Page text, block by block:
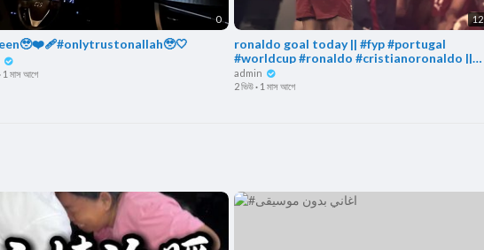
0
1 মাস আগে
12
ronaldo goal today || #fyp #portugal
#worldcup #ronaldo #cristianoronaldo ||
Ronaldo goal today || R
admin
2 ভিউ· 1 মাস আগে